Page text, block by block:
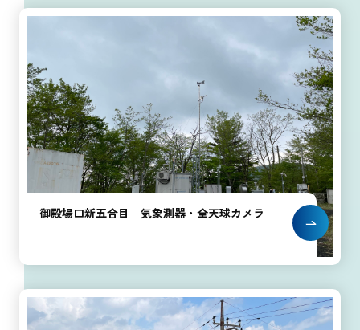
御殿場口新五合目 気象測器・全天球カメラ